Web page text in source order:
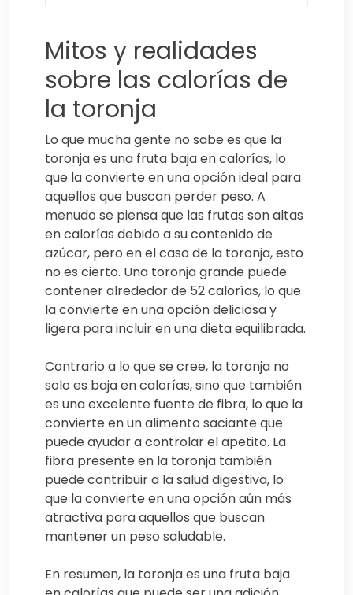
Mitos y realidades
sobre las calorías de
la toronja
Lo que mucha gente no sabe es que la
toronja es una fruta baja en calorías, lo
que la convierte en una opción ideal para
aquellos que buscan perder peso. A
menudo se piensa que las frutas son altas
en calorías debido a su contenido de
azúcar, pero en el caso de la toronja, esto
no es cierto. Una toronja grande puede
contener alrededor de 52 calorías, lo que
la convierte en una opción deliciosa y
ligera para incluir en una dieta equilibrada.
Contrario a lo que se cree, la toronja no
solo es baja en calorías, sino que también
es una excelente fuente de fibra, lo que la
convierte en un alimento saciante que
puede ayudar a controlar el apetito. La
fibra presente en la toronja también
puede contribuir a la salud digestiva, lo
que la convierte en una opción aún más
atractiva para aquellos que buscan
mantener un peso saludable.
En resumen, la toronja es una fruta baja